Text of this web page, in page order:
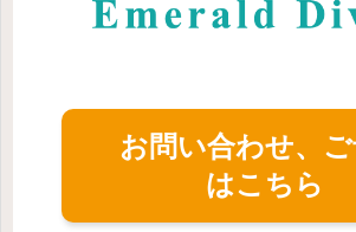
お問い合わせ、
はこちら